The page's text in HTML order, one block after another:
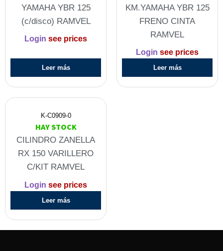
YAMAHA YBR 125
(c/disco) RAMVEL
Login see prices
Leer más
KM.YAMAHA YBR 125
FRENO CINTA
RAMVEL
Login see prices
Leer más
K-C0909-0
HAY STOCK
CILINDRO ZANELLA
RX 150 VARILLERO
C/KIT RAMVEL
Login see prices
Leer más